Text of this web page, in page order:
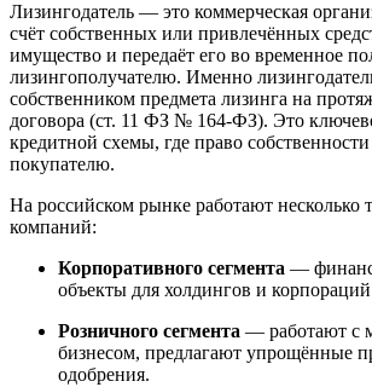
Лизингодатель — это коммерческая
счёт собственных или привлечённых
имущество и передаёт его во временное
лизингополучателю. Именно
собственником предмета лизинга на
договора (ст. 11 ФЗ № 164-ФЗ). Это
кредитной схемы, где право
покупателю.
На российском рынке работают несколько
компаний:
Корпоративного сегмента —
объекты для холдингов и
Розничного сегмента — работают с
бизнесом, предлагают упрощённые
одобрения.